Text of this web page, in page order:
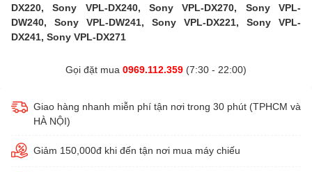
DX220, Sony VPL-DX240, Sony VPL-DX270, Sony VPL-
DW240, Sony VPL-DW241, Sony VPL-DX221, Sony VPL-
DX241, Sony VPL-DX271
Gọi đặt mua 0969.112.359 (7:30 - 22:00)
Giao hàng nhanh miễn phí tận nơi trong 30 phút (TPHCM và
HÀ NỘI)
Giảm 150,000đ khi đến tận nơi mua máy chiếu